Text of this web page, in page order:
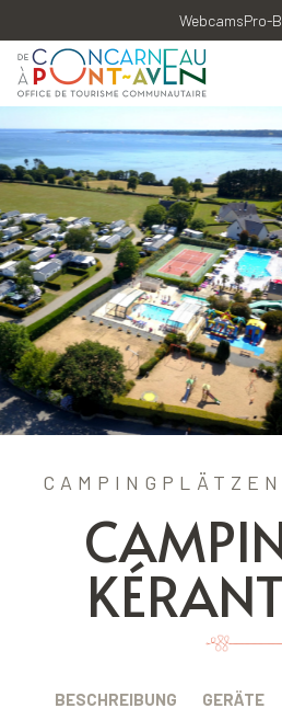
WebcamsPro-
BESCHREIBUNG GERÄTE